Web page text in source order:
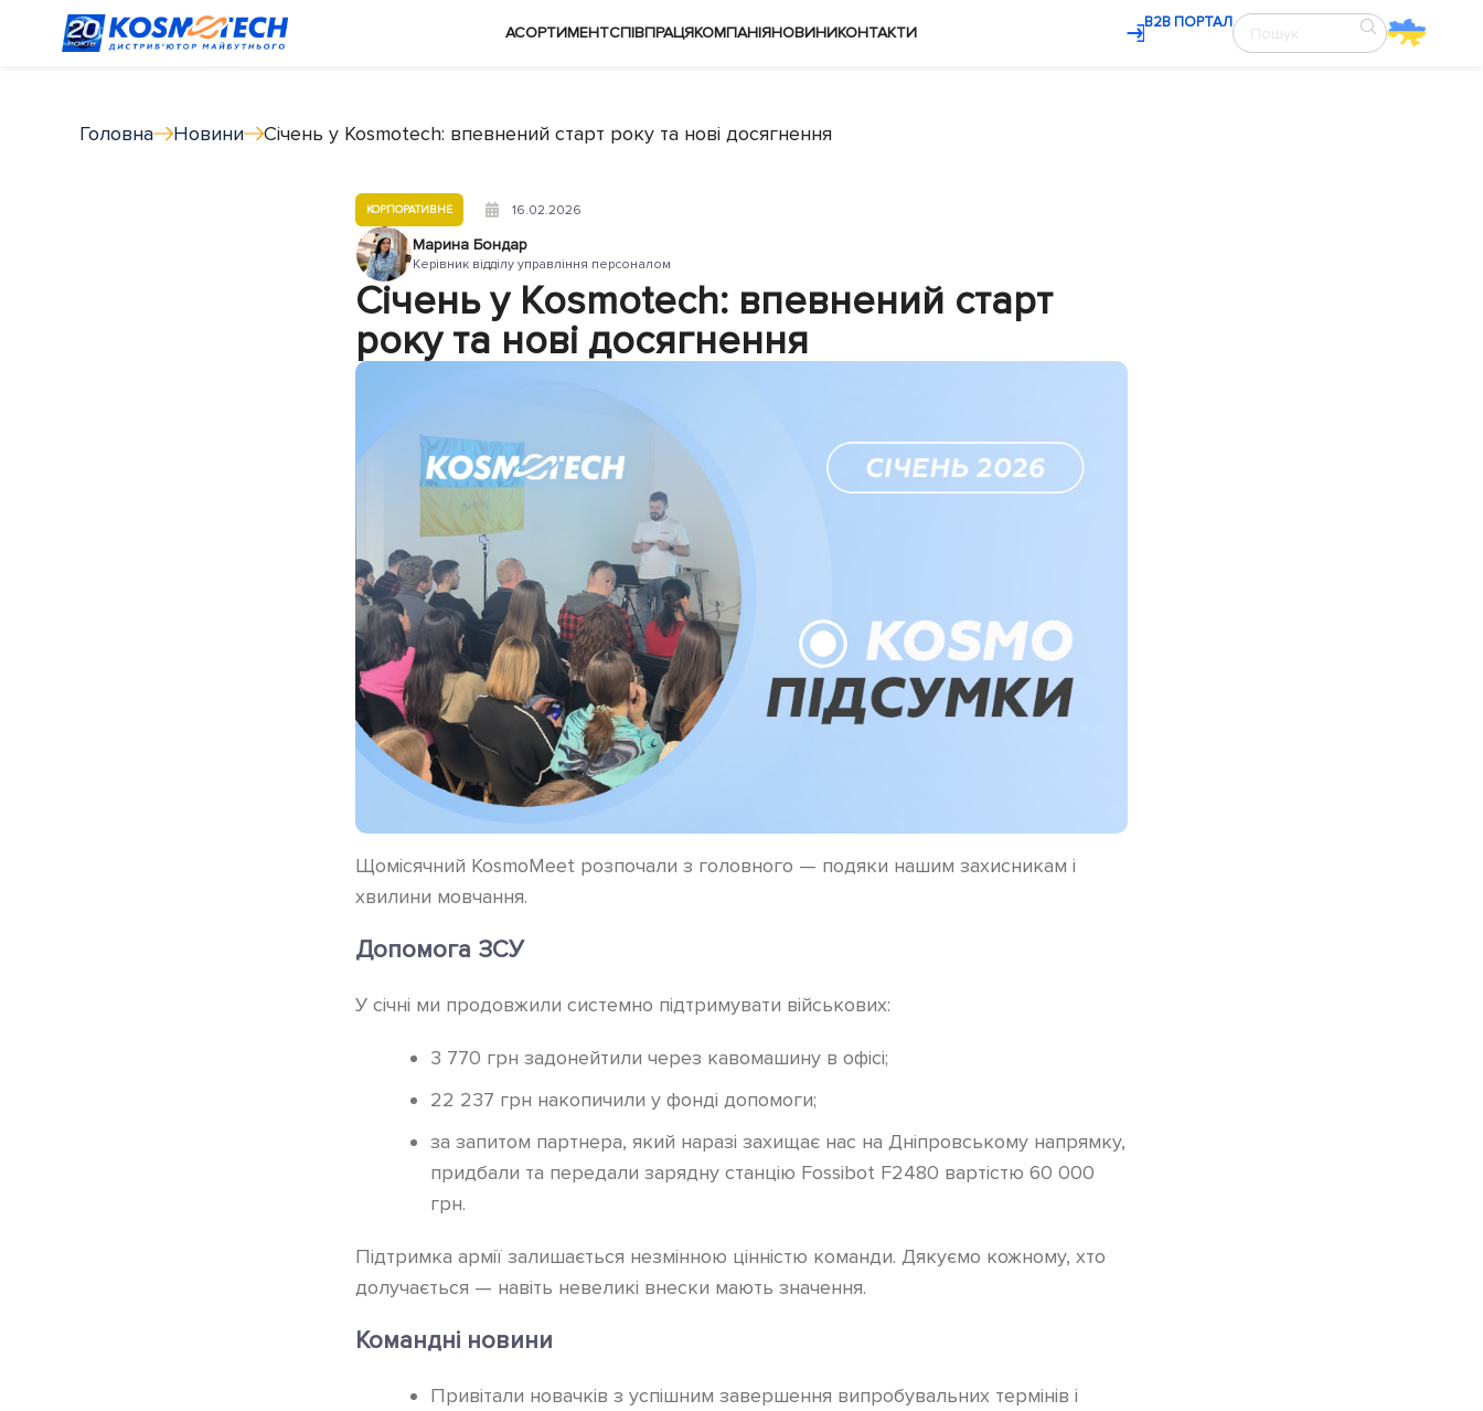
АСОРТИМЕНТСПІВПРАЦЯКОМПАНІЯНОВИНИКОНТАКТИ
В2В ПОРТАЛ
Головна Новини Січень у Kosmotech: впевнений старт року та нові досягнення
КОРПОРАТИВНЕ 16.02.2026
Марина Бондар
Керівник відділу управління персоналом
Січень у Kosmotech: впевнений старт
року та нові досягнення
Щомісячний KosmoMeet розпочали з головного — подяки нашим захисникам і
хвилини мовчання.
Допомога ЗСУ
У січні ми продовжили системно підтримувати військових:
3 770 грн задонейтили через кавомашину в офісі;
22 237 грн накопичили у фонді допомоги;
за запитом партнера, який наразі захищає нас на Дніпровському напрямку,
придбали та передали зарядну станцію Fossibot F2480 вартістю 60 000
грн.
Підтримка армії залишається незмінною цінністю команди. Дякуємо кожному, хто
долучається — навіть невеликі внески мають значення.
Командні новини
Привітали новачків з успішним завершення випробувальних термінів і